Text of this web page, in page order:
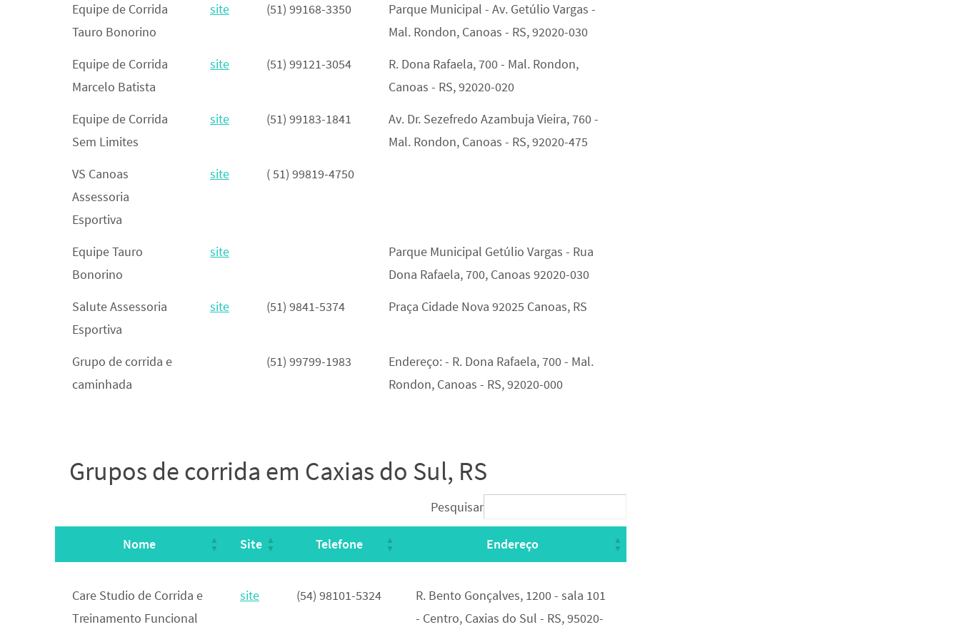
Nome Site Telefone Endereço
Equipe de Corrida
Tauro Bonorino
site (51) 99168-3350
Parque Municipal - Av. Getúlio Vargas -
Mal. Rondon, Canoas - RS, 92020-030
Equipe de Corrida
Marcelo Batista
site (51) 99121-3054
R. Dona Rafaela, 700 - Mal. Rondon,
Canoas - RS, 92020-020
Equipe de Corrida
Sem Limites
site (51) 99183-1841
Av. Dr. Sezefredo Azambuja Vieira, 760 -
Mal. Rondon, Canoas - RS, 92020-475
VS Canoas
Assessoria
Esportiva
site ( 51) 99819-4750
Equipe Tauro
Bonorino
site
Parque Municipal Getúlio Vargas - Rua
Dona Rafaela, 700, Canoas 92020-030
Salute Assessoria
Esportiva
site (51) 9841-5374 Praça Cidade Nova 92025 Canoas, RS
Grupo de corrida e
caminhada
(51) 99799-1983
Endereço: - R. Dona Rafaela, 700 - Mal.
Rondon, Canoas - RS, 92020-000
Grupos de corrida em Caxias do Sul, RS
Pesquisar
Nome Site Telefone Endereço
Nome Site Telefone Endereço
Care Studio de Corrida e
Treinamento Funcional
site (54) 98101-5324
R. Bento Gonçalves, 1200 - sala 101
- Centro, Caxias do Sul - RS, 95020-